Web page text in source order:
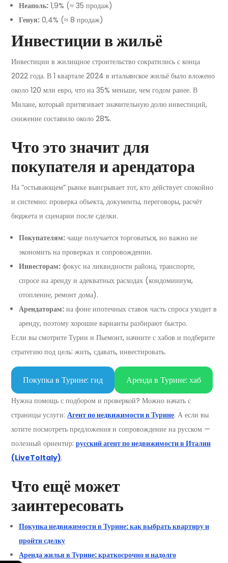
Неаполь: 1,9% (≈ 35 продаж)
Генуя: 0,4% (≈ 8 продаж)
Инвестиции в жильё
Инвестиции в жилищное строительство сократились с конца
2022 года. В 1 квартале 2024 в итальянское жильё было вложено
около 120 млн евро, что на 35% меньше, чем годом ранее. В
Милане, который притягивает значительную долю инвестиций,
снижение составило около 28%.
Что это значит для
покупателя и арендатора
На “остывающем” рынке выигрывает тот, кто действует спокойно
и системно: проверка объекта, документы, переговоры, расчёт
бюджета и сценарии после сделки.
Покупателям: чаще получается торговаться, но важно не
экономить на проверках и сопровождении.
Инвесторам: фокус на ликвидности района, транспорте,
спросе на аренду и адекватных расходах (кондоминиум,
отопление, ремонт дома).
Арендаторам: на фоне ипотечных ставок часть спроса уходит в
аренду, поэтому хорошие варианты разбирают быстро.
Если вы смотрите Турин и Пьемонт, начните с хабов и подберите
стратегию под цель: жить, сдавать, инвестировать.
Покупка в Турине: гид Аренда в Турине: хаб
Нужна помощь с подбором и проверкой? Можно начать с
страницы услуги: Агент по недвижимости в Турине. А если вы
хотите посмотреть предложения и сопровождение на русском —
полезный ориентир: русский агент по недвижимости в Италии
(LiveToItaly).
Что ещё может
заинтересовать
Покупка недвижимости в Турине: как выбрать квартиру и
пройти сделку
Аренда жилья в Турине: краткосрочно и надолго